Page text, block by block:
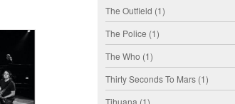
The Outfield (1)
The Police (1)
The Who (1)
Thirty Seconds To Mars (1)
Tihuana (1)